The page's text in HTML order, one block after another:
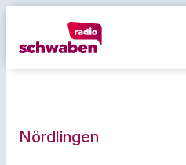
Nördlingen